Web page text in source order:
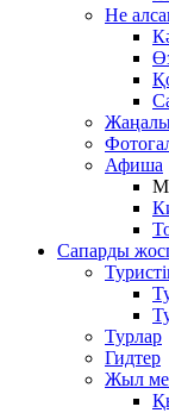
Не
Афиша
Сапарды
Турлар
Гидтер
Жыл